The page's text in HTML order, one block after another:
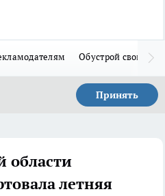
Обустрой свой дом
Принять
области
летняя